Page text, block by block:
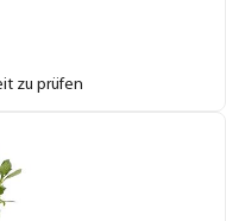
zu prüfen